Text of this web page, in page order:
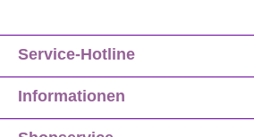
Service-Hotline
Informationen